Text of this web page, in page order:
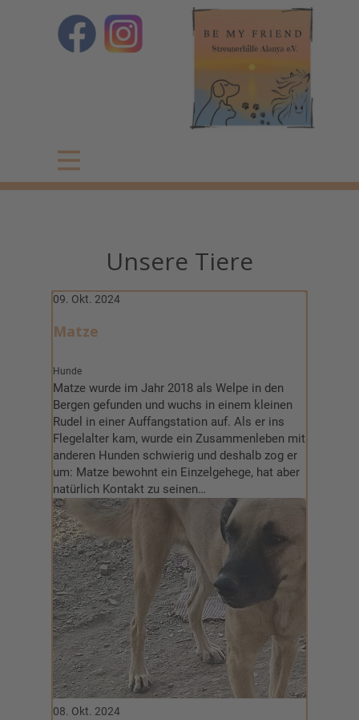
Unsere Tiere
09. Okt. 2024
Matze
Hunde
Matze wurde im Jahr 2018 als Welpe in den
Bergen gefunden und wuchs in einem kleinen
Rudel in einer Auffangstation auf. Als er ins
Flegelalter kam, wurde ein Zusammenleben mit
anderen Hunden schwierig und deshalb zog er
um: Matze bewohnt ein Einzelgehege, hat aber
natürlich Kontakt zu seinen…
08. Okt. 2024